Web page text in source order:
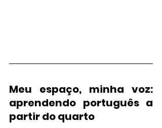
Meu espaço, minha voz:
aprendendo português a
partir do quarto